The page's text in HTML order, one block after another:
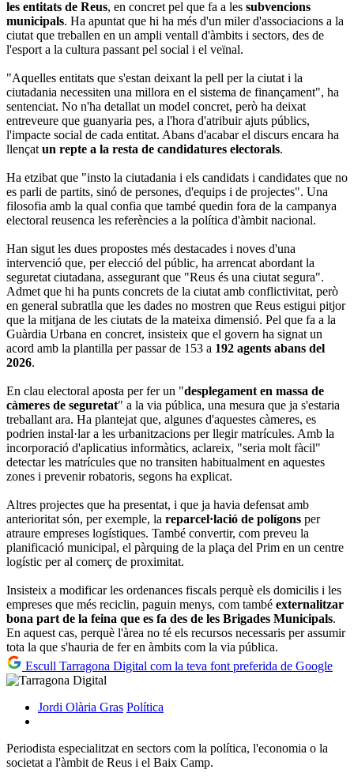
les entitats de Reus, en concret pel que fa a les subvencions
municipals. Ha apuntat que hi ha més d'un miler d'associacions a la
ciutat que treballen en un ampli ventall d'àmbits i sectors, des de
l'esport a la cultura passant pel social i el veïnal.
"Aquelles entitats que s'estan deixant la pell per la ciutat i la
ciutadania necessiten una millora en el sistema de finançament", ha
sentenciat. No n'ha detallat un model concret, però ha deixat
entreveure que guanyaria pes, a l'hora d'atribuir ajuts públics,
l'impacte social de cada entitat. Abans d'acabar el discurs encara ha
llençatun repte a la resta de candidatures electorals.
Ha etzibat que "insto la ciutadania i els candidats i candidates que no
es parli de partits, sinó de persones, d'equips i de projectes". Una
filosofia amb la qual confia que també quedin fora de la campanya
electoral reusenca les referències a la política d'àmbit nacional.
Han sigut les dues propostes més destacades i noves d'una
intervenció que, per elecció del públic, ha arrencat abordant la
seguretat ciutadana, assegurant que "Reus és una ciutat segura".
Admet que hi ha punts concrets de la ciutat amb conflictivitat, però
en general subratlla que les dades no mostren que Reus estigui pitjor
que la mitjana de les ciutats de la mateixa dimensió. Pel que fa a la
Guàrdia Urbana en concret, insisteix que el govern ha signat un
acord amb la plantilla per passar de 153 a 192 agents abans del
2026.
En clau electoral aposta per fer un "desplegament en massa de
càmeres de seguretat" a la via pública, una mesura que ja s'estaria
treballant ara. Ha plantejat que, algunes d'aquestes càmeres, es
podrien instal·lar a les urbanitzacions per llegir matrícules. Amb la
incorporació d'aplicatius informàtics, aclareix, "seria molt fàcil"
detectar les matrícules que no transiten habitualment en aquestes
zones i prevenir robatoris, segons ha explicat.
Altres projectes que ha presentat, i que ja havia defensat amb
anterioritat són, per exemple, la reparcel·lació de polígons per
atraure empreses logístiques. També convertir, com preveu la
planificació municipal, el pàrquing de la plaça del Prim en un centre
logístic per al comerç de proximitat.
Insisteix a modificar les ordenances fiscals perquè els domicilis i les
empreses que més reciclin, paguin menys, com també externalitzar
bona part de la feina que es fa des de les Brigades Municipals.
En aquest cas, perquè l'àrea no té els recursos necessaris per assumir
tota la que s'hauria de fer en àmbits com la via pública.
Escull Tarragona Digital com la teva font preferida de Google
Jordi Olària Gras Política
Periodista especialitzat en sectors com la política, l'economia o la
societat a l'àmbit de Reus i el Baix Camp.